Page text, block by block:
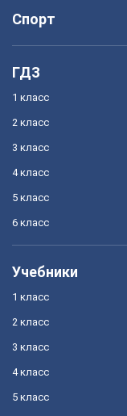
Спорт
ГДЗ
1 класс
2 класс
3 класс
4 класс
5 класс
6 класс
Учебники
1 класс
2 класс
3 класс
4 класс
5 класс